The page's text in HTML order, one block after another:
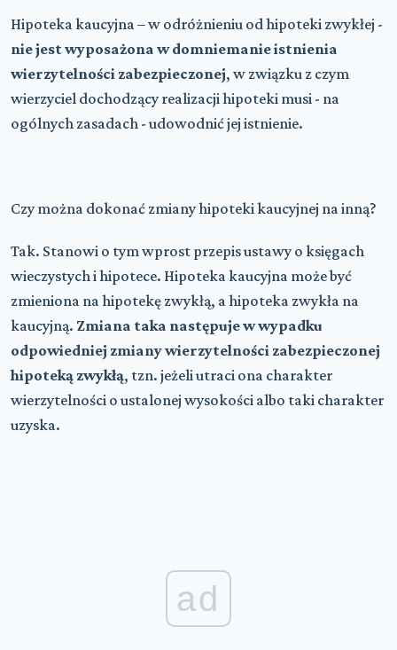
Hipoteka kaucyjna – w odróżnieniu od hipoteki zwykłej -
nie jest wyposażona w domniemanie istnienia
wierzytelności zabezpieczonej, w związku z czym
wierzyciel dochodzący realizacji hipoteki musi - na
ogólnych zasadach - udowodnić jej istnienie.
Czy można dokonać zmiany hipoteki kaucyjnej na inną?
Tak. Stanowi o tym wprost przepis ustawy o księgach
wieczystych i hipotece. Hipoteka kaucyjna może być
zmieniona na hipotekę zwykłą, a hipoteka zwykła na
kaucyjną. Zmiana taka następuje w wypadku
odpowiedniej zmiany wierzytelności zabezpieczonej
hipoteką zwykłą, tzn. jeżeli utraci ona charakter
wierzytelności o ustalonej wysokości albo taki charakter
uzyska.
ad